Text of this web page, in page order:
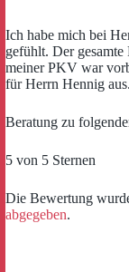
Ich habe mich bei
gefühlt. Der
meiner PKV war
für Herrn Hennig aus.
Beratung zu
5 von 5 Sternen
Die Bewertung
abgegeben.